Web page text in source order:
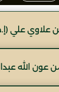
علي
الله